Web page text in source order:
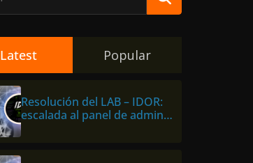
Latest Popular
Resolución del LAB – IDOR:
escalada al panel de admin